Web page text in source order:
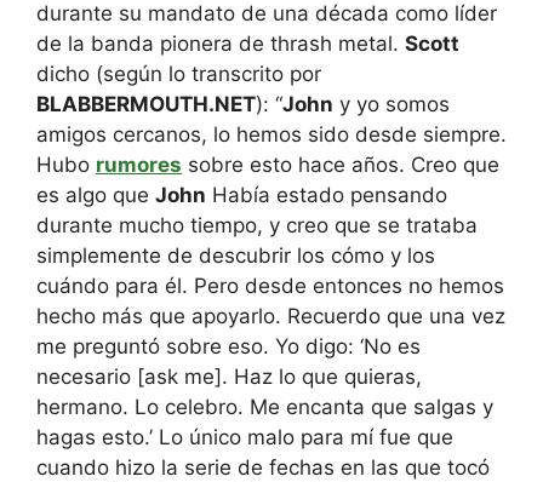
durante su mandato de una década como líder
de la banda pionera de thrash metal. Scott
dicho (según lo transcrito por
BLABBERMOUTH.NET): “John y yo somos
amigos cercanos, lo hemos sido desde siempre.
Hubo rumores sobre esto hace años. Creo que
es algo que John Había estado pensando
durante mucho tiempo, y creo que se trataba
simplemente de descubrir los cómo y los
cuándo para él. Pero desde entonces no hemos
hecho más que apoyarlo. Recuerdo que una vez
me preguntó sobre eso. Yo digo: ‘No es
necesario [ask me]. Haz lo que quieras,
hermano. Lo celebro. Me encanta que salgas y
hagas esto.’ Lo único malo para mí fue que
cuando hizo la serie de fechas en las que tocó